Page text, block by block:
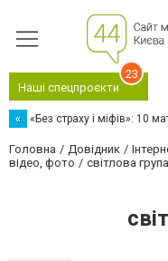
Наші спецпроєкти
23
« «Без страху і міфів»: 10
Головна Довідник
відео, фото
світлова група